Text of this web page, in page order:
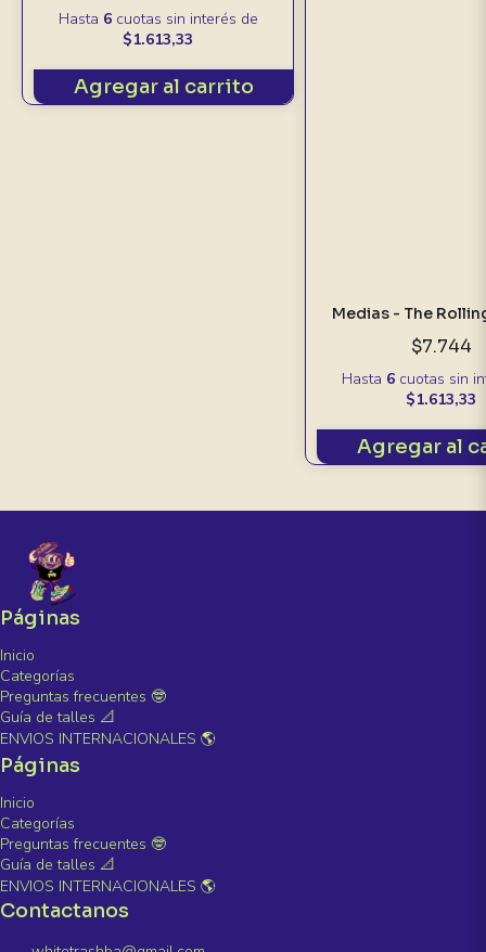
Hasta 6cuotas sin interés de
$1.613,33
Agregar al carrito
Medias - The
$7.744
Hasta 6cuotas sin
$1.613,33
Agregar al
Páginas
Inicio
Categorías
Preguntas frecuentes 🤓
Guía de talles 📐
ENVIOS INTERNACIONALES 🌎
Páginas
Inicio
Categorías
Preguntas frecuentes 🤓
Guía de talles 📐
ENVIOS INTERNACIONALES 🌎
Contactanos